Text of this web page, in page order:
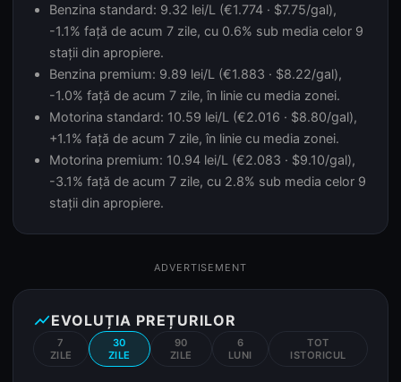
Benzina standard: 9.32 lei/L (€1.774 · $7.75/gal),
-1.1% față de acum 7 zile, cu 0.6% sub media celor 9
stații din apropiere.
Benzina premium: 9.89 lei/L (€1.883 · $8.22/gal),
-1.0% față de acum 7 zile, în linie cu media zonei.
Motorina standard: 10.59 lei/L (€2.016 · $8.80/gal),
+1.1% față de acum 7 zile, în linie cu media zonei.
Motorina premium: 10.94 lei/L (€2.083 · $9.10/gal),
-3.1% față de acum 7 zile, cu 2.8% sub media celor 9
stații din apropiere.
ADVERTISEMENT
show_chartEVOLUȚIA PREȚURILOR
7
ZILE
30
ZILE
90
ZILE
6
LUNI
TOT
ISTORICUL